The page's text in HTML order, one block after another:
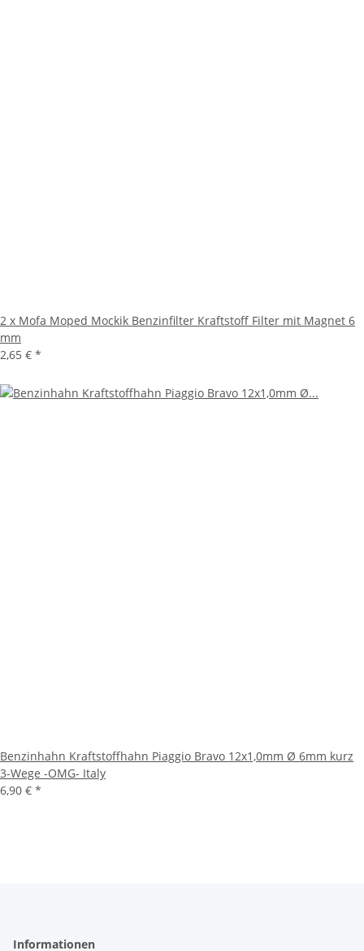
2 x Mofa Moped Mockik Benzinfilter Kraftstoff Filter mit Magnet 6
mm
2,65 € *
Benzinhahn Kraftstoffhahn Piaggio Bravo 12x1,0mm Ø 6mm kurz
3-Wege -OMG- Italy
6,90 € *
Informationen